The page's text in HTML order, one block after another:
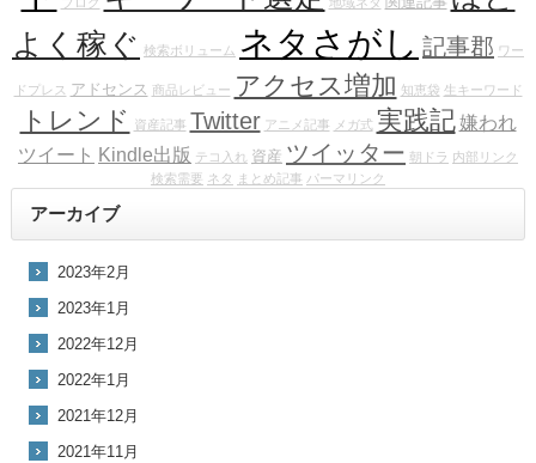
よく稼ぐ 検索ボリューム ネタさがし 記事郡 ワー
ドプレス アドセンス 商品レビュー アクセス増加 知恵袋 生キーワード
トレンド 資産記事 Twitter アニメ記事 メガ式 実践記嫌われ
ツイート Kindle出版 テコ入れ 資産 ツイッター 朝ドラ 内部リンク
検索需要 ネタ まとめ記事 パーマリンク
アーカイブ
2023年2月
2023年1月
2022年12月
2022年1月
2021年12月
2021年11月